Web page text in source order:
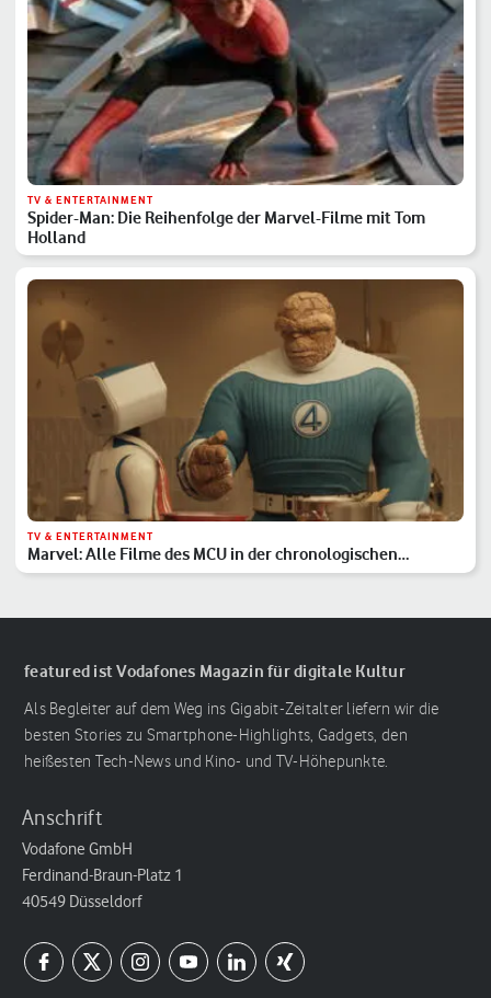
TV & ENTERTAINMENT
Spider-Man: Die Reihenfolge der Marvel-Filme mit Tom
Holland
TV & ENTERTAINMENT
Marvel: Alle Filme des MCU in der chronologischen
Reihenfolge
featured ist Vodafones Magazin für digitale Kultur
Als Begleiter auf dem Weg ins Gigabit-Zeitalter liefern wir die
besten Stories zu Smartphone-Highlights, Gadgets, den
heißesten Tech-News und Kino- und TV-Höhepunkte.
Anschrift
Vodafone GmbH
Ferdinand-Braun-Platz 1
40549 Düsseldorf